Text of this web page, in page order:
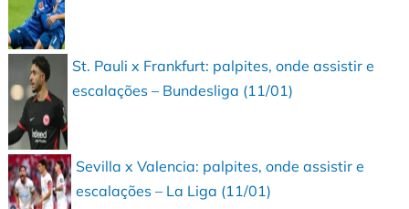
St. Pauli x Frankfurt: palpites, onde assistir e
escalações – Bundesliga (11/01)
Sevilla x Valencia: palpites, onde assistir e
escalações – La Liga (11/01)